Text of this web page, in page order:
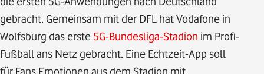
gebracht. Gemeinsam mit der DFL hat Vodafone in
Wolfsburg das erste 5G-Bundesliga-Stadion im Profi-
Fußball ans Netz gebracht. Eine Echtzeit-App soll
für Fans Emotionen aus dem Stadion mit